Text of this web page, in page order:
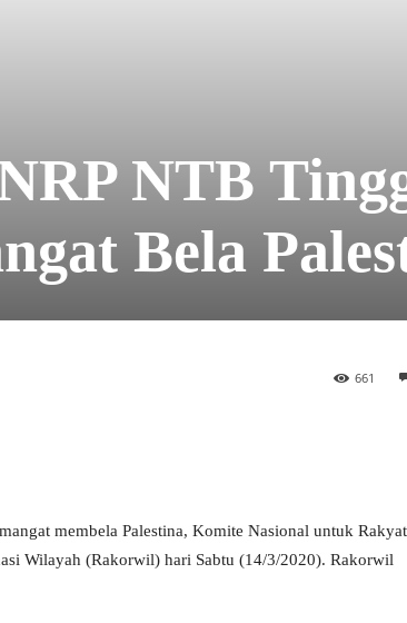
NTB
Bela
661
membela Palestina, Komite Nasional untuk Rakyat
Wilayah (Rakorwil) hari Sabtu (14/3/2020). Rakorwil